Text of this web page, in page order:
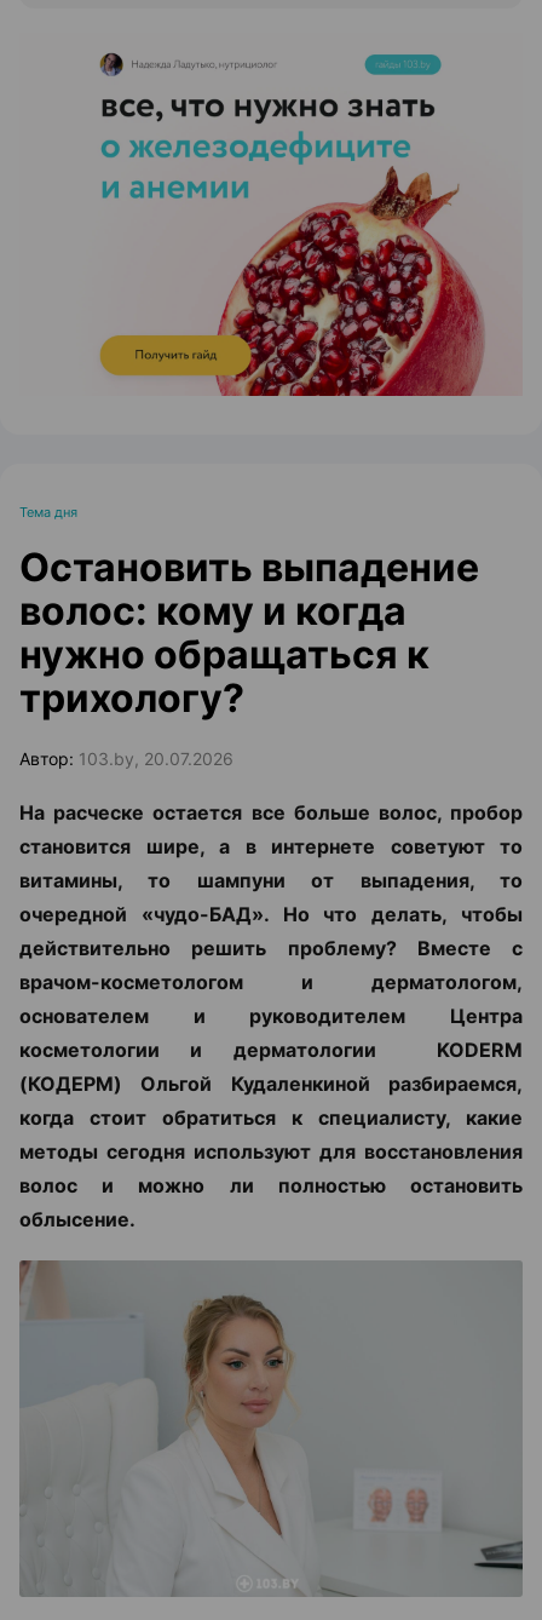
ЭФФЕКТИВНАЯ РЕКЛАМА НА САЙТЕ
Тема дня
Остановить выпадение
волос: кому и когда
нужно обращаться к
трихологу?
Автор: 103.by, 20.07.2026
На расческе остается все больше волос, пробор
становится шире, а в интернете советуют то
витамины, то шампуни от выпадения, то
очередной «чудо-БАД». Но что делать, чтобы
действительно решить проблему? Вместе с
врачом-косметологом и дерматологом,
основателем и руководителем Центра
косметологии и дерматологии KODERM
(КОДЕРМ) Ольгой Кудаленкиной разбираемся,
когда стоит обратиться к специалисту, какие
методы сегодня используют для восстановления
волос и можно ли полностью остановить
облысение.